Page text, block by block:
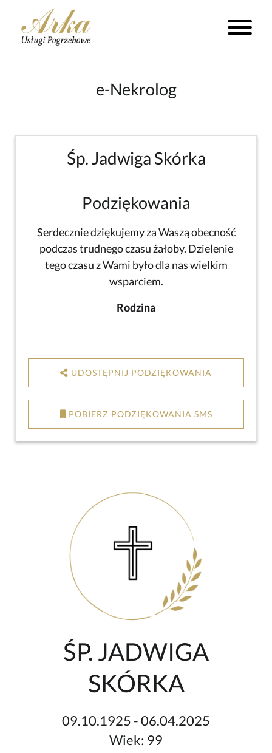
e-Nekrolog
Śp. Jadwiga Skórka
Podziękowania
Serdecznie dziękujemy za Waszą obecność
podczas trudnego czasu żałoby. Dzielenie
tego czasu z Wami było dla nas wielkim
wsparciem.
Rodzina
UDOSTĘPNIJ PODZIĘKOWANIA
POBIERZ PODZIĘKOWANIA SMS
ŚP. JADWIGA
SKÓRKA
09.10.1925 - 06.04.2025
Wiek: 99